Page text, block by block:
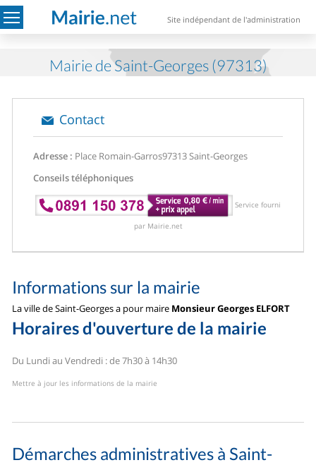
Site indépendant de l'administration
Mairie de Saint-Georges (97313)
Contact
Adresse : Place Romain-Garros97313 Saint-Georges
Conseils téléphoniques
Service fourni
par Mairie.net
Informations sur la mairie
La ville de Saint-Georges a pour maire Monsieur Georges ELFORT
Horaires d'ouverture de la mairie
Du Lundi au Vendredi : de 7h30 à 14h30
Mettre à jour les informations de la mairie
Démarches administratives à Saint-